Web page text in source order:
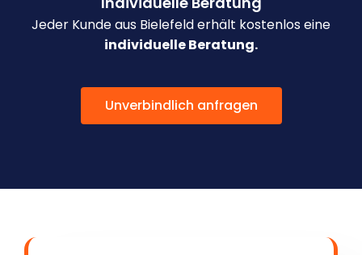
Jeder Kunde aus Bielefeld erhält kostenlos eine
individuelle Beratung.
Unverbindlich anfragen